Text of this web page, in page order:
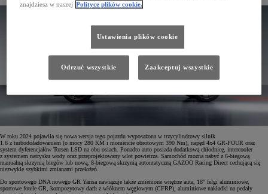
W roku 2024 pojawiła się nowa wersja tego pojazdu wyposażona w trzycylindrowy silnik
1.6 z turbodoładowaniem (o mocy 280 KM i momencie obrotowym 390 Nm), napęd 4x4 GR-FOUR oraz
system dyferencjałów Torsen LSD na obu osiach. Ponadto auto posiada dodatkową chłodnicę, intercooler
z systemem natrysku wody oraz przeprojektowany wlot powietrza. Samochód można nabyć z 6-biegową
manualną skrzynią biegów lub nową, 8-biegową skrzynią automatyczną GAZOO Racing Direct cechującą się
niezwykle szybkimi zmianami przełożeń.
Do sportowego DNA nowego GR Yarisa nawiązuje także zmienione wnętrze auta, 18" felgi aluminiowe,
sportowe fotele GR, kompozytowy dach z włóknem węglowym (CFRP), aluminiowe nakładki na pedały
znajdziesz w naszej Polityce plików cookie.
Ustawienia plików cookie
Odrzuć wszystkie Zaakceptuj wszystkie